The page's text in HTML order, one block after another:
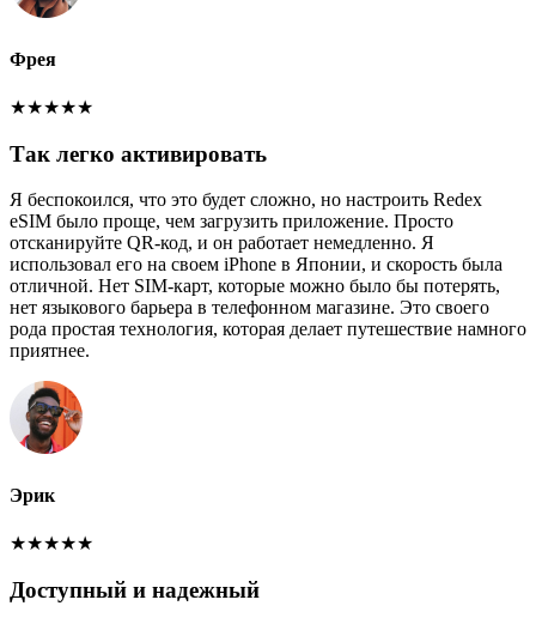
Фрея
★★★★★
Так легко активировать
Я беспокоился, что это будет сложно, но настроить Redex
eSIM было проще, чем загрузить приложение. Просто
отсканируйте QR-код, и он работает немедленно. Я
использовал его на своем iPhone в Японии, и скорость была
отличной. Нет SIM-карт, которые можно было бы потерять,
нет языкового барьера в телефонном магазине. Это своего
рода простая технология, которая делает путешествие намного
приятнее.
Эрик
★★★★★
Доступный и надежный